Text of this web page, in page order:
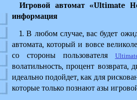
Игровой автомат «Ultimate
информация
1. В любом случае, вас будет
автомата, который и вовсе
со стороны пользователя
волатильность, процент
идеально подойдет, как для
которые только познают азы